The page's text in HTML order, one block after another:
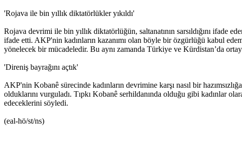
'Rojava ile bin yıllık diktatörlükler yıkıldı'
Rojava devrimi ile bin yıllık diktatörlüğün, saltanatının sarsıldığını
ifade etti. AKP'nin kadınların kazanımı olan böyle bir özgürlüğü kabul
yönelecek bir mücadeledir. Bu aynı zamanda Türkiye ve Kürdistan’da
'Direniş bayrağını açtık'
AKP'nin Kobanê sürecinde kadınların devrimine karşı nasıl bir
olduklarını vurguladı. Tıpkı Kobanê serhildanında olduğu gibi kadınlar
edeceklerini söyledi.
(eal-hö/st/ns)